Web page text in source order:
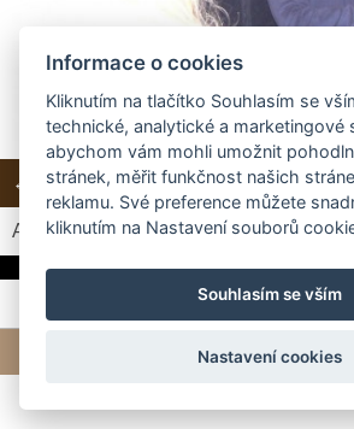
← Předchozí Další → Zpět do složky
Automatické procházení: 3|4|5| 6|7
© 2026 eStránky.cz | Tvorba
Informace o cookies
Kliknutím na tlačítko Souhlasím se
technické, analytické a marketingové
abychom vám mohli umožnit
stránek, měřit funkčnost našich
reklamu. Své preference můžete
kliknutím na Nastavení souborů
Souhlasím se vším
Nastavení cookies